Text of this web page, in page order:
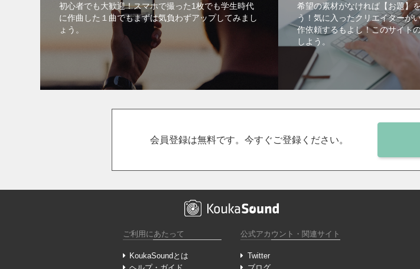
初心者でも大歓迎！スマホで撮った1枚でも学生時代
に作曲した１曲でもまずは気負わずアップしてみまし
ょう。
希望の素材がなければ【お題】
う！気に入ったクリエイターが
作依頼するもよし！このサイト
しよう。
会員登録は無料です。今すぐご登録ください。
ご利用にあたって
KoukaSoundとは
公式アカウント・関連サイト
Twitter